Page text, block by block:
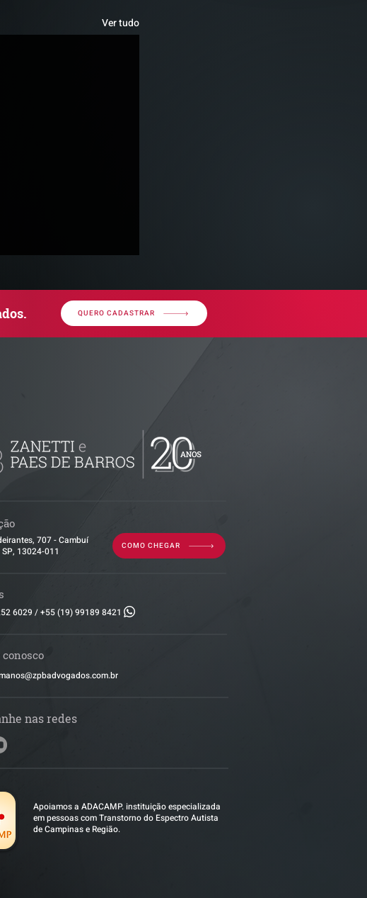
Ver tudo
anterior?
QUERO CADASTRAR
707 - Cambuí
13024-011
COMO CHEGAR
6029 /+55 (19) 99189 8421
nas redes
Apoiamos a ADACAMP. instituição especializada
em pessoas com Transtorno do Espectro Autista
de Campinas e Região.